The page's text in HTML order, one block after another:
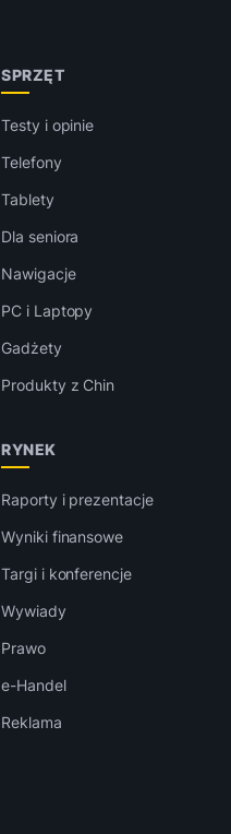
SPRZĘT
Testy i opinie
Telefony
Tablety
Dla seniora
Nawigacje
PC i Laptopy
Gadżety
Produkty z Chin
RYNEK
Raporty i prezentacje
Wyniki finansowe
Targi i konferencje
Wywiady
Prawo
e-Handel
Reklama